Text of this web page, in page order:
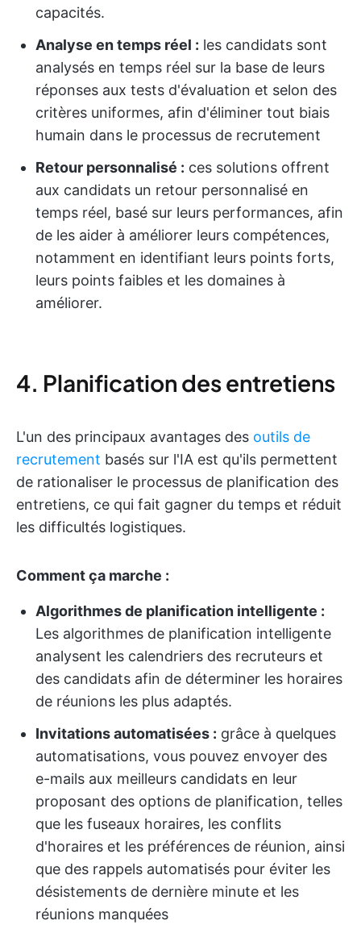
capacités.
Analyse en temps réel : les candidats sont
analysés en temps réel sur la base de leurs
réponses aux tests d'évaluation et selon des
critères uniformes, afin d'éliminer tout biais
humain dans le processus de recrutement
Retour personnalisé : ces solutions offrent
aux candidats un retour personnalisé en
temps réel, basé sur leurs performances, afin
de les aider à améliorer leurs compétences,
notamment en identifiant leurs points forts,
leurs points faibles et les domaines à
améliorer.
4. Planification des entretiens
L'un des principaux avantages des outils de
recrutement basés sur l'IA est qu'ils permettent
de rationaliser le processus de planification des
entretiens, ce qui fait gagner du temps et réduit
les difficultés logistiques.
Comment ça marche :
Algorithmes de planification intelligente :
Les algorithmes de planification intelligente
analysent les calendriers des recruteurs et
des candidats afin de déterminer les horaires
de réunions les plus adaptés.
Invitations automatisées : grâce à quelques
automatisations, vous pouvez envoyer des
e-mails aux meilleurs candidats en leur
proposant des options de planification, telles
que les fuseaux horaires, les conflits
d'horaires et les préférences de réunion, ainsi
que des rappels automatisés pour éviter les
désistements de dernière minute et les
réunions manquées